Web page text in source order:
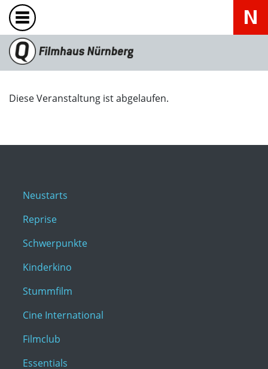
Diese Veranstaltung ist abgelaufen.
Neustarts
Reprise
Schwerpunkte
Kinderkino
Stummfilm
Cine International
Filmclub
Essentials